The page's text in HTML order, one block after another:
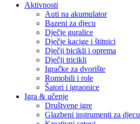
Aktivnosti
Auti na akumulator
Bazeni za djecu
Dječje guralice
Dječje kacige i štitnici
Dječji bicikli i oprema
Dječji tricikli
Igračke za dvorište
Romobili i role
Šatori i igraonice
Igra & učenje
Društvene igre
Glazbeni instrumenti za djecu